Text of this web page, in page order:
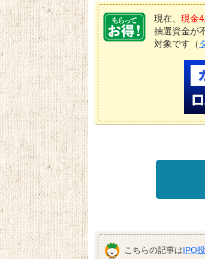
現在、 現金
抽選資金が
対象です（
こちらの記事はIPO